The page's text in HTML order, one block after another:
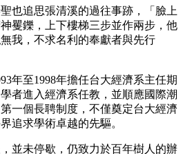
也追思張清溪的過往事跡，「臉上
矍鑠，上下樓梯三步並作兩步，他
我，不求名利的奉獻者與先行
年至1998年擔任台大經濟系主任期
者進入經濟系任教，並順應國際潮
一個長聘制度，不僅奠定台大經濟
追求學術卓越的先驅。
並未停歇，仍致力於百年樹人的辦